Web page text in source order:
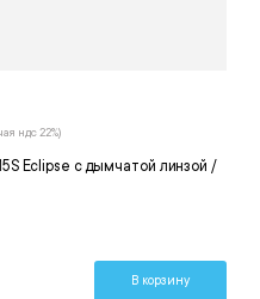
Eclipse с дымчатой линзой /
ндс 22%)
В корзину